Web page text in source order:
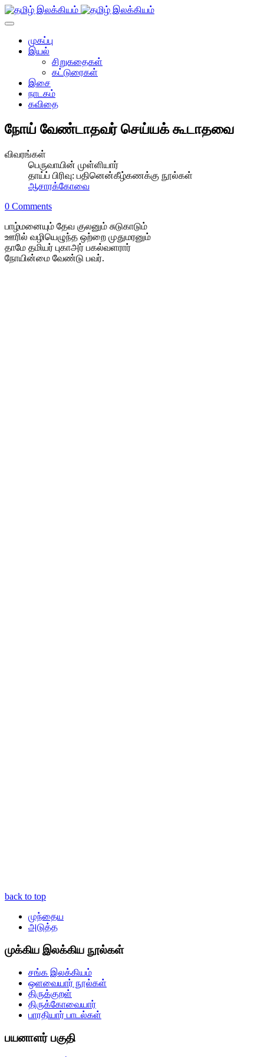
முகப்பு
இயல்
சிறுகதைகள்
கட்டுரைகள்
இசை
நாடகம்
கவிதை
நோய் வேண்டாதவர் செய்யக் கூடாதவை
விவரங்கள்
பெருவாயின் முள்ளியார்
தாய்ப் பிரிவு: பதினென்கீழ்கணக்கு நூல்கள்
ஆசாரக்கோவை
0 Comments
பாழ்மனையும் தேவ குலனும் சுடுகாடும்
ஊரில் வழியெழுந்த ஒற்றை முதுமரனும்
தாமே தமியர் புகாஅர் பகல்வளரார்
நோயின்மை வேண்டு பவர்.
back to top
முந்தைய
அடுத்த
முக்கிய இலக்கிய நூல்கள்
சங்க இலக்கியம்
ஒளவையார் நூல்கள்
திருக்குறள்
திருக்கோவையார்
பாரதியார் பாடல்கள்
பயனாளர் பகுதி